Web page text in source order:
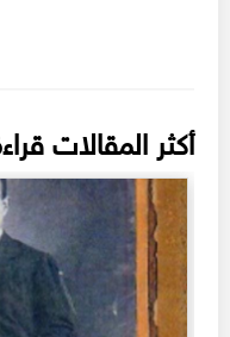
أكثر المقالات قراءة